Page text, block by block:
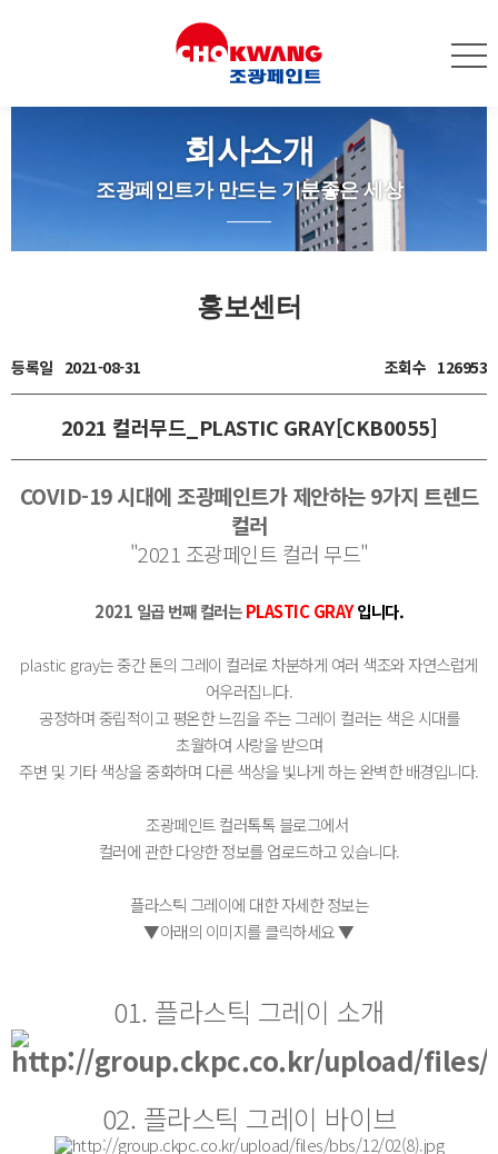
회사소개
조광페인트가 만드는 기분좋은 세상
홍보센터
등록일 2021-08-31 조회수 126953
2021 컬러무드_PLASTIC GRAY[CKB0055]
COVID-19 시대에 조광페인트가 제안하는 9가지 트렌드
컬러
"2021 조광페인트 컬러 무드"
2021 일곱 번째 컬러는PLASTIC GRAY입니다.
plastic gray는 중간 톤의 그레이 컬러로 차분하게 여러 색조와 자연스럽게
어우러집니다.
공정하며 중립적이고 평온한 느낌을 주는 그레이 컬러는 색은 시대를
초월하여 사랑을 받으며
주변 및 기타 색상을 중화하며 다른 색상을 빛나게 하는 완벽한 배경입니다.
조광페인트 컬러톡톡 블로그에서
컬러에 관한 다양한 정보를 업로드하고 있습니다.
플라스틱 그레이에 대한 자세한 정보는
▼아래의 이미지를 클릭하세요 ▼
01. 플라스틱 그레이 소개
02. 플라스틱 그레이 바이브